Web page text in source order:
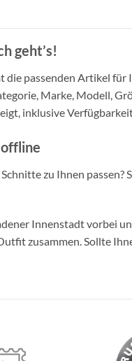
geht’s!
die passenden Artikel
Marke, Modell,
inklusive
zu Ihnen
Innenstadt vorbei
zusammen. Sollte